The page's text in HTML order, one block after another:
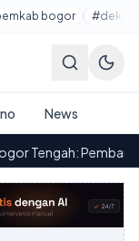
bogor
News